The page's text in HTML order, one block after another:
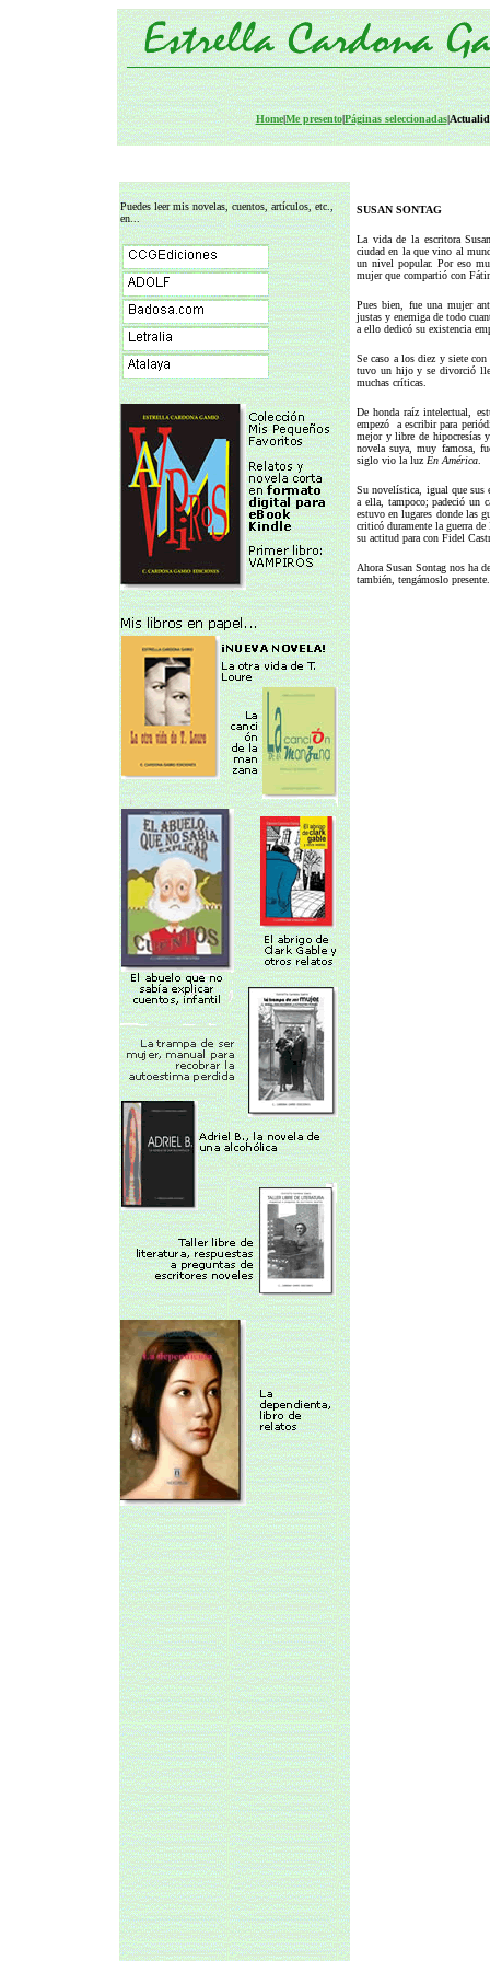
Home|Me presento|Páginas seleccionadas
Puedes leer mis novelas, cuentos, artículos, etc.,
en...
SUSAN SONTAG
La vida de la escritora
ciudad en la que vino al
un nivel popular. Por eso
mujer que compartió con
Pues bien, fue una mujer
justas y enemiga de todo
a ello dedicó su existencia
Se caso a los diez y siete
tuvo un hijo y se divorció
muchas críticas.
De honda raíz intelectual,
empezó a escribir para
mejor y libre de hipocresías
novela suya, muy famosa,
siglo vio la luz En América
Su novelística, igual que sus
a ella, tampoco; padeció un
estuvo en lugares donde las
criticó duramente la guerra
su actitud para con Fidel
Ahora Susan Sontag nos ha
también, tengámoslo presente.